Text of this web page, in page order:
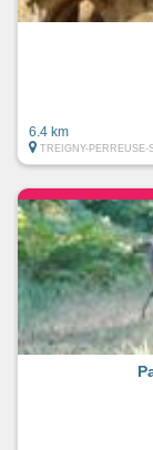
6.4 km
TREIGNY-PERREUSE-